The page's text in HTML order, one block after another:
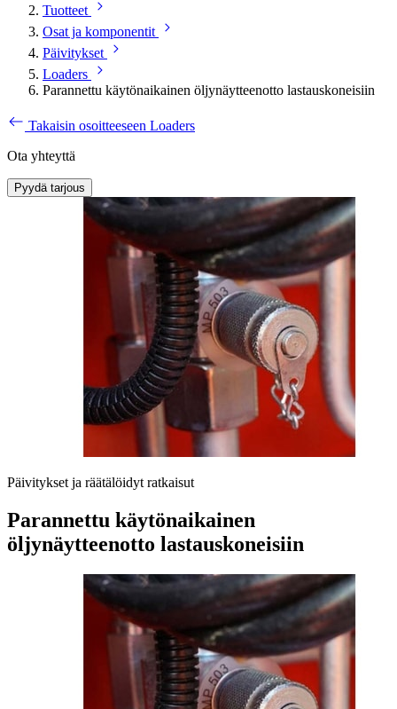
Tuotteet
Osat ja komponentit
Päivitykset
Loaders
Parannettu käytönaikainen öljynäytteenotto lastauskoneisiin
Takaisin osoitteeseen Loaders
Ota yhteyttä
Pyydä tarjous
Päivitykset ja räätälöidyt ratkaisut
Parannettu käytönaikainen
öljynäytteenotto lastauskoneisiin